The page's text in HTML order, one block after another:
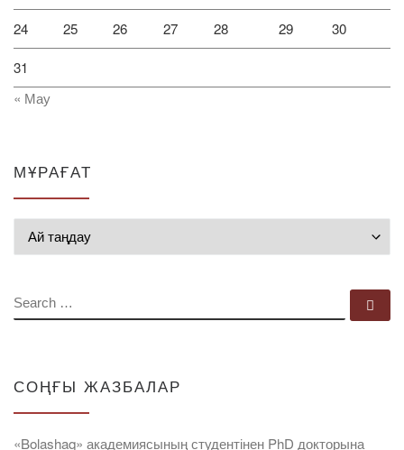
24 25 26 27 28 29 30
31
« Мау
МҰРАҒАТ
SEARCH
СОҢҒЫ ЖАЗБАЛАР
«Bolashaq» академиясының студентінен PhD докторына